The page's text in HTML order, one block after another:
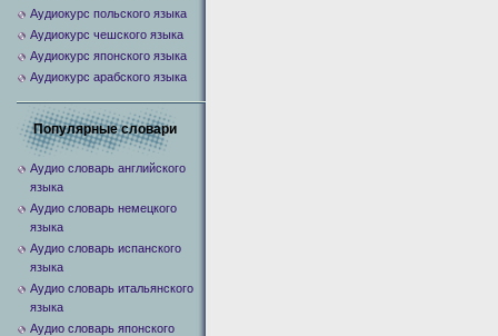
Аудиокурс польского языка
Аудиокурс чешского языка
Аудиокурс японского языка
Аудиокурс арабского языка
Популярные словари
Аудио словарь английского
языка
Аудио словарь немецкого
языка
Аудио словарь испанского
языка
Аудио словарь итальянского
языка
Аудио словарь японского